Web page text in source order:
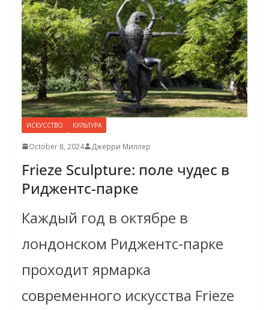
ИСКУССТВО КУЛЬТУРА
October 8, 2024 Джерри Миллер
Frieze Sculpture: поле чудес в
Риджентс-парке
Каждый год в октябре в
лондонском Риджентс-парке
проходит ярмарка
современного искусства Frieze